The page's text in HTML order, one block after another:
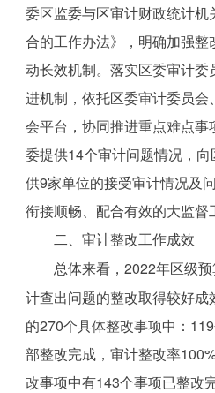
委区监委与区审计财政统计
合的工作办法》，明确加强
动长效机制。落实区委审计
进机制，依托区委审计委员
会平台，协同推进重点难点
委提供14个审计问题情况，
供9家单位的接受审计情况及
衔接顺畅、配合有效的大监督
二、审计整改工作成效
总体来看，2022年区级
计查出问题的整改取得较好
的270个具体整改事项中：
部整改完成，审计整改率
改事项中有143个事项已整改